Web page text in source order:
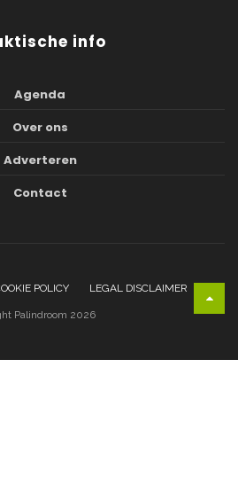
info
Agenda
Over ons
Adverteren
Contact
POLICY LEGAL DISCLAIMER
Palindroom 2026